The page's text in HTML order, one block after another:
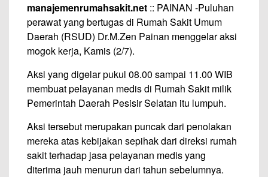
manajemenrumahsakit.net :: PAINAN -Puluhan
perawat yang bertugas di Rumah Sakit Umum
Daerah (RSUD) Dr.M.Zen Painan menggelar aksi
mogok kerja, Kamis (2/7).
Aksi yang digelar pukul 08.00 sampai 11.00 WIB
membuat pelayanan medis di Rumah Sakit milik
Pemerintah Daerah Pesisir Selatan itu lumpuh.
Aksi tersebut merupakan puncak dari penolakan
mereka atas kebijakan sepihak dari direksi rumah
sakit terhadap jasa pelayanan medis yang
diterima jauh menurun dari tahun sebelumnya.